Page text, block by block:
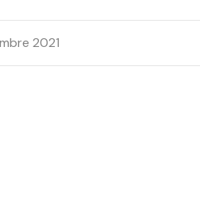
2021